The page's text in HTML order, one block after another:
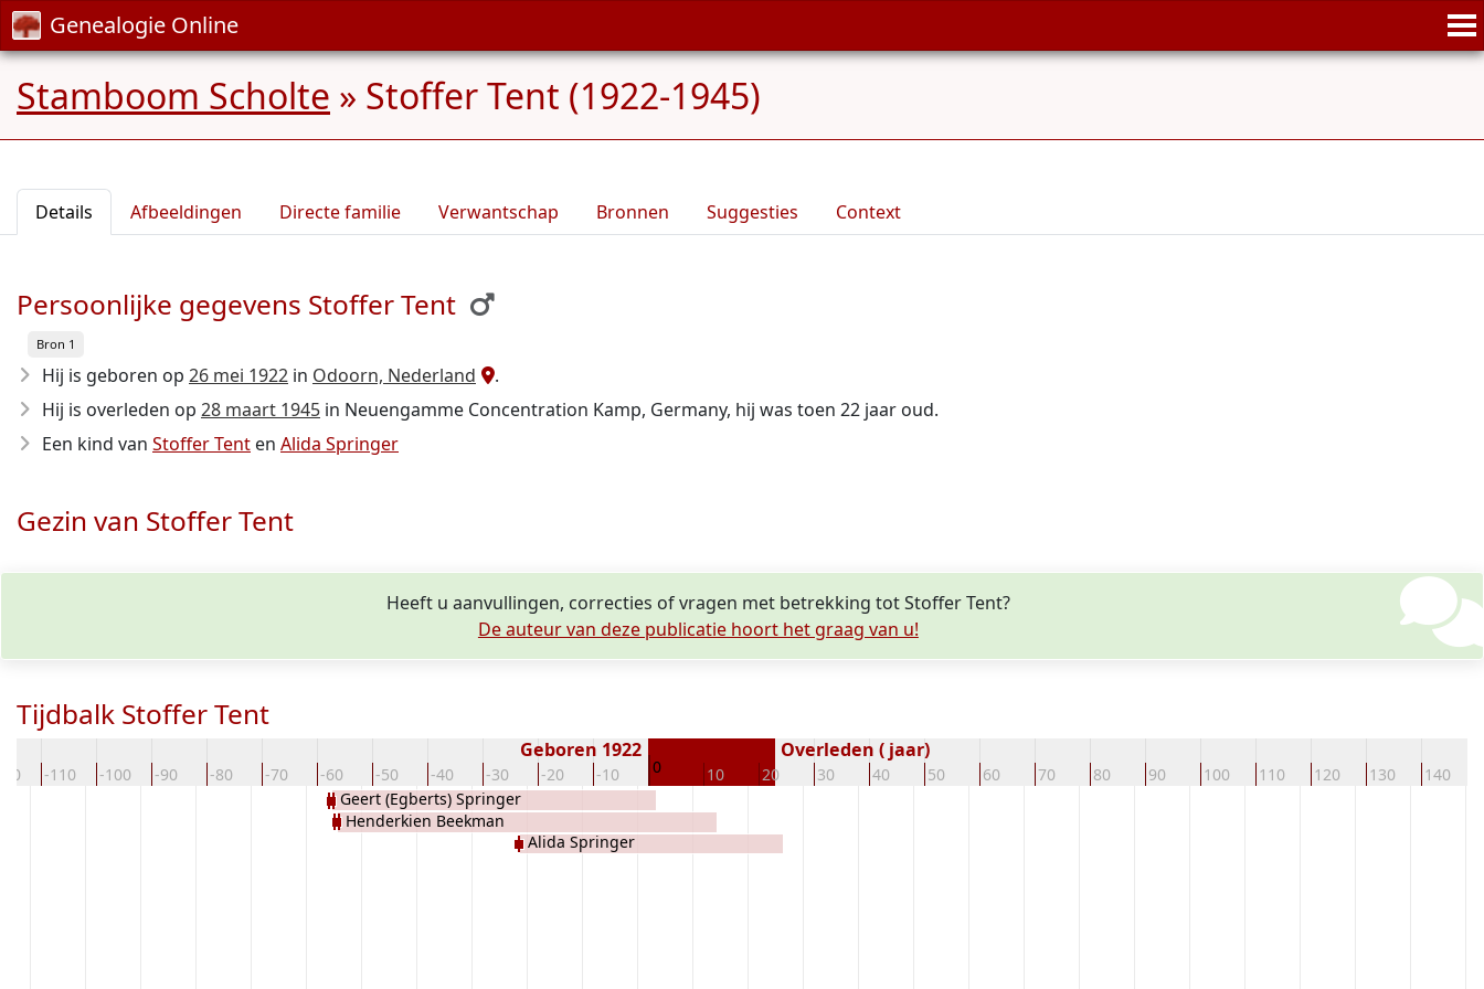
Genealogie Online
Stamboom Scholte » Stoffer Tent (1922-1945)
Details Afbeeldingen Directe familie Verwantschap Bronnen Suggesties Context
Persoonlijke gegevens Stoffer Tent
Bron 1
Hij is geboren op 26 mei 1922 in Odoorn, Nederland
.
Hij is overleden op 28 maart 1945 in Neuengamme Concentration Kamp, Germany, hij was toen 22 jaar oud.
Een kind van Stoffer Tent en Alida Springer
Gezin van Stoffer Tent
Heeft u aanvullingen, correcties of vragen met betrekking tot Stoffer Tent?
De auteur van deze publicatie hoort het graag van u!
Tijdbalk Stoffer Tent
-110 -100 -90 -80 -70 -60 -50 -40 -30 -20 -10 0 10 20 30 40 50 60 70 80 90 100 110 120 130 140
Geboren 1922 Overleden ( jaar)
Geert (Egberts) Springer
Henderkien Beekman
Alida Springer